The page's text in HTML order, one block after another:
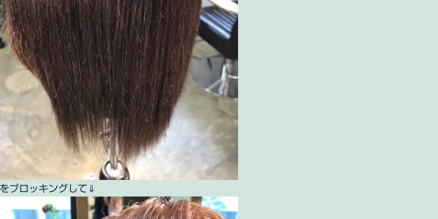
ブロッキングして⇓